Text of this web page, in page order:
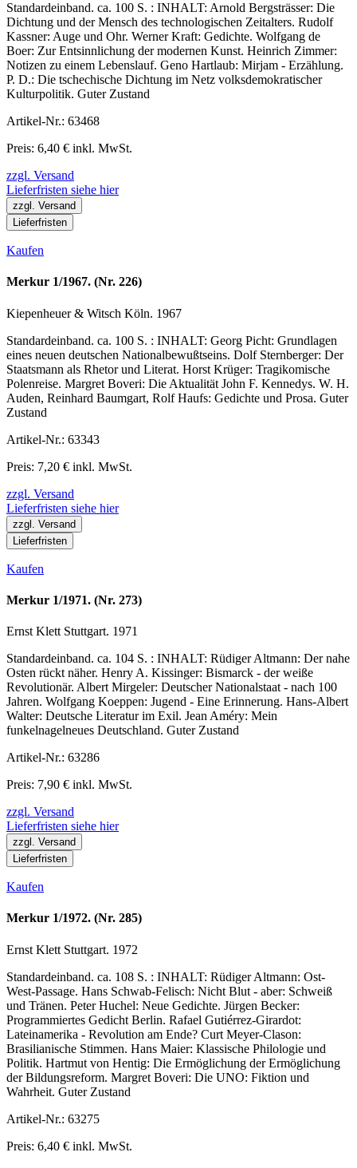
Standardeinband. ca. 100 S. : INHALT: Arnold Bergsträsser: Die
Dichtung und der Mensch des technologischen Zeitalters. Rudolf
Kassner: Auge und Ohr. Werner Kraft: Gedichte. Wolfgang de
Boer: Zur Entsinnlichung der modernen Kunst. Heinrich Zimmer:
Notizen zu einem Lebenslauf. Geno Hartlaub: Mirjam - Erzählung.
P. D.: Die tschechische Dichtung im Netz volksdemokratischer
Kulturpolitik. Guter Zustand
Artikel-Nr.: 63468
Preis: 6,40 € inkl. MwSt.
zzgl. Versand
Lieferfristen siehe hier
zzgl. Versand
Lieferfristen
Kaufen
Merkur 1/1967. (Nr. 226)
Kiepenheuer & Witsch Köln. 1967
Standardeinband. ca. 100 S. : INHALT: Georg Picht: Grundlagen
eines neuen deutschen Nationalbewußtseins. Dolf Sternberger: Der
Staatsmann als Rhetor und Literat. Horst Krüger: Tragikomische
Polenreise. Margret Boveri: Die Aktualität John F. Kennedys. W. H.
Auden, Reinhard Baumgart, Rolf Haufs: Gedichte und Prosa. Guter
Zustand
Artikel-Nr.: 63343
Preis: 7,20 € inkl. MwSt.
zzgl. Versand
Lieferfristen siehe hier
zzgl. Versand
Lieferfristen
Kaufen
Merkur 1/1971. (Nr. 273)
Ernst Klett Stuttgart. 1971
Standardeinband. ca. 104 S. : INHALT: Rüdiger Altmann: Der nahe
Osten rückt näher. Henry A. Kissinger: Bismarck - der weiße
Revolutionär. Albert Mirgeler: Deutscher Nationalstaat - nach 100
Jahren. Wolfgang Koeppen: Jugend - Eine Erinnerung. Hans-Albert
Walter: Deutsche Literatur im Exil. Jean Améry: Mein
funkelnagelneues Deutschland. Guter Zustand
Artikel-Nr.: 63286
Preis: 7,90 € inkl. MwSt.
zzgl. Versand
Lieferfristen siehe hier
zzgl. Versand
Lieferfristen
Kaufen
Merkur 1/1972. (Nr. 285)
Ernst Klett Stuttgart. 1972
Standardeinband. ca. 108 S. : INHALT: Rüdiger Altmann: Ost-
West-Passage. Hans Schwab-Felisch: Nicht Blut - aber: Schweiß
und Tränen. Peter Huchel: Neue Gedichte. Jürgen Becker:
Programmiertes Gedicht Berlin. Rafael Gutiérrez-Girardot:
Lateinamerika - Revolution am Ende? Curt Meyer-Clason:
Brasilianische Stimmen. Hans Maier: Klassische Philologie und
Politik. Hartmut von Hentig: Die Ermöglichung der Ermöglichung
der Bildungsreform. Margret Boveri: Die UNO: Fiktion und
Wahrheit. Guter Zustand
Artikel-Nr.: 63275
Preis: 6,40 € inkl. MwSt.